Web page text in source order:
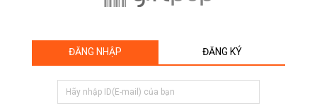
ĐĂNG NHẬP ĐĂNG KÝ